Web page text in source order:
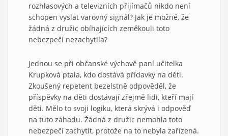
rozhlasových a televizních přijímačů nikdo není
schopen vyslat varovný signál? Jak je možné, že
žádná z družic obíhajících zeměkouli toto
nebezpečí nezachytila?
Jednou se při občanské výchově paní učitelka
Krupková ptala, kdo dostává přídavky na děti.
Zkoušený repetent bezelstně odpověděl, že
příspěvky na děti dostávají zřejmě lidi, kteří mají
děti. Mělo to svoji logiku, která skrývá i odpověď
na tuto záhadu. Žádná z družic nemohla toto
nebezpečí zachytit, protože na to nebyla zařízená.